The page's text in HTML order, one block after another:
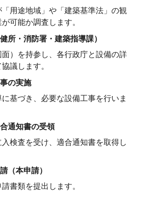
用途地域」や「建築基準法」の観
可能か調査します。
所・消防署・建築指導課）
）を持参し、各行政庁と設備の詳
議します。
の実施
基づき、必要な設備工事を行いま
通知書の受領
検査を受け、適合通知書を取得し
（本申請）
書類を提出します。